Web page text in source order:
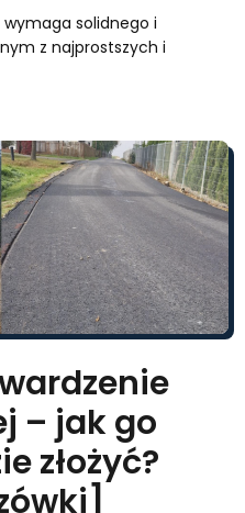
solidnego i
z najprostszych i
– jak go
złożyć?